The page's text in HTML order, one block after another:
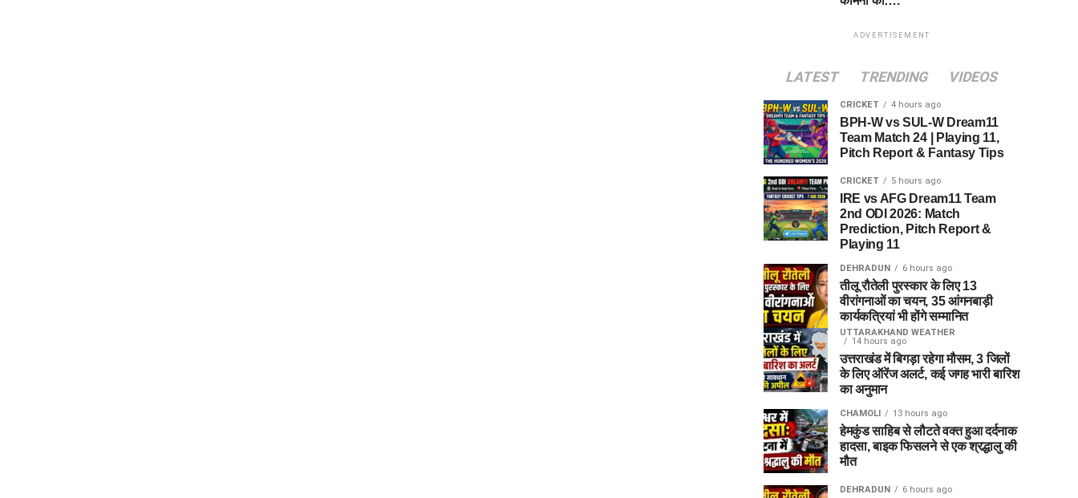
ADVERTISEMENT
LATEST TRENDING VIDEOS
CRICKET 4 hours ago
BPH-W vs SUL-W Dream11
Team Match 24 | Playing 11,
Pitch Report & Fantasy Tips
CRICKET 5 hours ago
IRE vs AFG Dream11 Team
2nd ODI 2026: Match
Prediction, Pitch Report &
Playing 11
DEHRADUN 6 hours ago
तीलू रौतेली पुरस्कार के लिए 13
वीरांगनाओं का चयन, 35 आंगनबाड़ी
कार्यकत्रियां भी होंगे सम्मानित
UTTARAKHAND WEATHER
14 hours ago
उत्तराखंड में बिगड़ा रहेगा मौसम, 3 जिलों
के लिए ऑरेंज अलर्ट, कई जगह भारी बारिश
का अनुमान
CHAMOLI 13 hours ago
हेमकुंड साहिब से लौटते वक्त हुआ दर्दनाक
हादसा, बाइक फिसलने से एक श्रद्धालु की
मौत
DEHRADUN 6 hours ago